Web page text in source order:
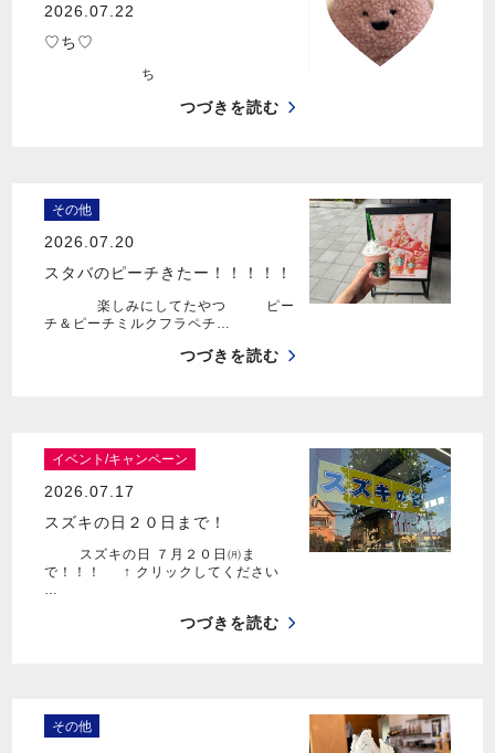
2026.07.22
♡ち♡
ち
つづきを読む
その他
2026.07.20
スタバのピーチきたー！！！！！
楽しみにしてたやつ ピー
チ＆ピーチミルクフラペチ…
つづきを読む
イベント/キャンペーン
2026.07.17
スズキの日２０日まで！
スズキの日 ７月２０日㈪ま
で！！！ ↑ クリックしてください
…
つづきを読む
その他